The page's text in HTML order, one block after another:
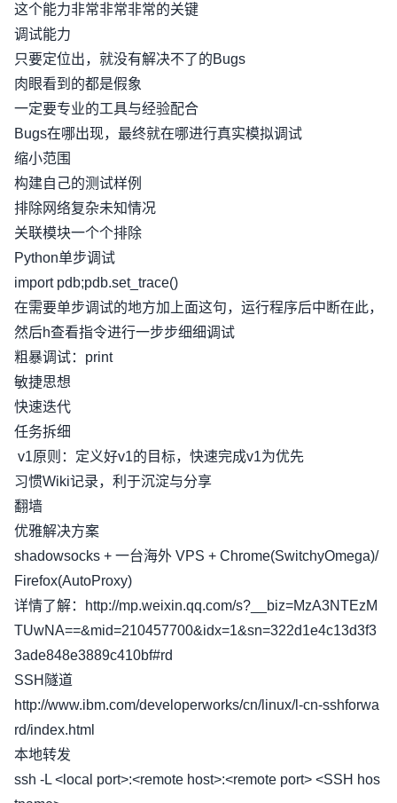
这个能力非常非常非常的关键
调试能力
只要定位出，就没有解决不了的Bugs
肉眼看到的都是假象
一定要专业的工具与经验配合
Bugs在哪出现，最终就在哪进行真实模拟调试
缩小范围
构建自己的测试样例
排除网络复杂未知情况
关联模块一个个排除
Python单步调试
import pdb;pdb.set_trace()
在需要单步调试的地方加上面这句，运行程序后中断在此，
然后h查看指令进行一步步细细调试
粗暴调试：print
敏捷思想
快速迭代
任务拆细
v1原则：定义好v1的目标，快速完成v1为优先
习惯Wiki记录，利于沉淀与分享
翻墙
优雅解决方案
shadowsocks + 一台海外 VPS + Chrome(SwitchyOmega)/
Firefox(AutoProxy)
详情了解：http://mp.weixin.qq.com/s?__biz=MzA3NTEzM
TUwNA==&mid=210457700&idx=1&sn=322d1e4c13d3f3
3ade848e3889c410bf#rd
SSH隧道
http://www.ibm.com/developerworks/cn/linux/l-cn-sshforwa
rd/index.html
本地转发
ssh -L <local port>:<remote host>:<remote port> <SSH hos